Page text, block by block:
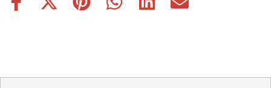
Share
Share
Share
Share
Share
Share